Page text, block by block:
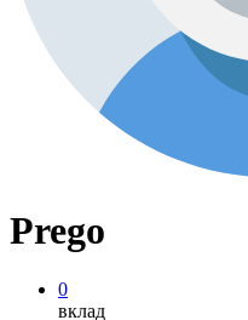
Prego
0
вклад